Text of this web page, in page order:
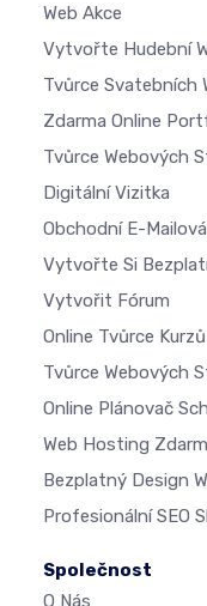
Web Akce
Vytvořte Hudební
Tvůrce Svatebních
Zdarma Online
Tvůrce Webových
Digitální Vizitka
Obchodní E-
Vytvořte Si
Vytvořit Fórum
Online Tvůrce Kurzů
Tvůrce Webových
Online Plánovač
Web Hosting
Bezplatný Design
Profesionální SEO
Společnost
O Nás